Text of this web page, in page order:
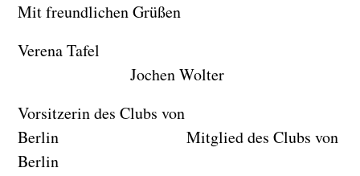
Mit freundlichen Grüßen
Verena Tafel
Jochen Wolter
Vorsitzerin des Clubs von
Berlin Mitglied des Clubs von
Berlin